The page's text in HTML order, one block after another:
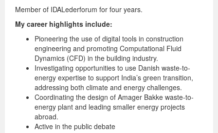
Member of IDALederforum for four years.
My career highlights include:
Pioneering the use of digital tools in construction
engineering and promoting Computational Fluid
Dynamics (CFD) in the building industry.
Investigating opportunities to use Danish waste-to-
energy expertise to support India’s green transition,
addressing both climate and energy challenges.
Coordinating the design of Amager Bakke waste-to-
energy plant and leading smaller energy projects
abroad.
Active in the public debate